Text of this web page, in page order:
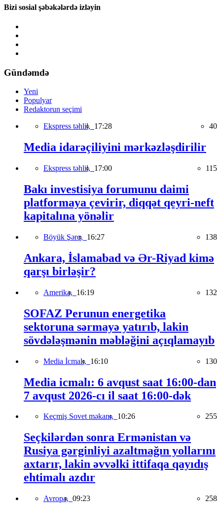
Bizi sosial şəbəkələrdə izləyin
Gündəmdə
Yeni
Populyar
Redaktorun seçimi
Ekspress təhlil, 17:28 40
Media idarəçiliyini mərkəzləşdirilir
Ekspress təhlil, 17:00 115
Bakı investisiya forumunu daimi
platformaya çevirir, diqqət qeyri-neft
kapitalına yönəlir
Böyük Şərq, 16:27 138
Ankara, İslamabad və Ər-Riyad kimə
qarşı birləşir?
Amerika, 16:19 132
SOFAZ Perunun energetika
sektoruna sərmayə yatırıb, lakin
sövdələşmənin məbləğini açıqlamayıb
Media İcmalı, 16:10 130
Media icmalı: 6 avqust saat 16:00-dan
7 avqust 2026-cı il saat 16:00-dək
Keçmiş Sovet məkanı, 10:26 255
Seçkilərdən sonra Ermənistan və
Rusiya gərginliyi azaltmağın yollarını
axtarır, lakin əvvəlki ittifaqa qayıdış
ehtimalı azdır
Avropa, 09:23 258